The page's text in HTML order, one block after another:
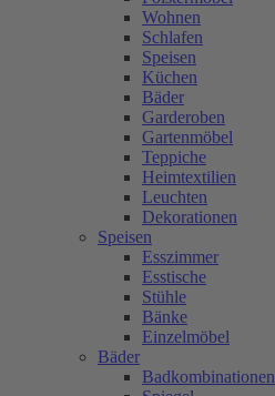
Wohnen
Schlafen
Speisen
Küchen
Bäder
Garderoben
Gartenmöbel
Teppiche
Heimtextilien
Leuchten
Dekorationen
Speisen
Esszimmer
Esstische
Stühle
Bänke
Einzelmöbel
Bäder
Badkombinationen